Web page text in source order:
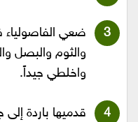
ضعي الفاصولياء
والثوم والبصل
واخلطي جيداً.
قدميها باردة إلى